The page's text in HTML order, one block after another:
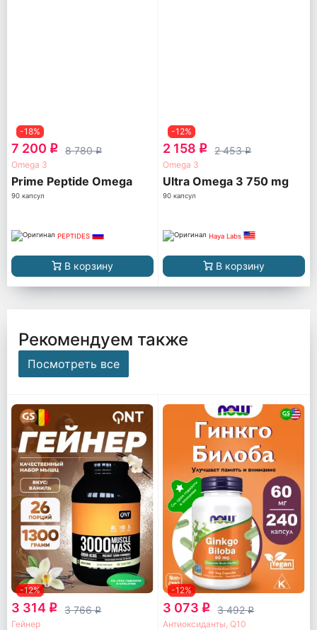
-18%
7 200 q 8 780q
Omega 3
Prime Peptide Omega
90 капсул
PEPTIDES
В корзину
-12%
2 158 q 2 453q
Omega 3
Ultra Omega 3 750 mg
90 капсул
Haya Labs
В корзину
Рекомендуем также
Посмотреть все
-12%
3 314 q 3 766q
Гейнер
-12%
3 073 q 3 492q
Антиоксиданты, Q10